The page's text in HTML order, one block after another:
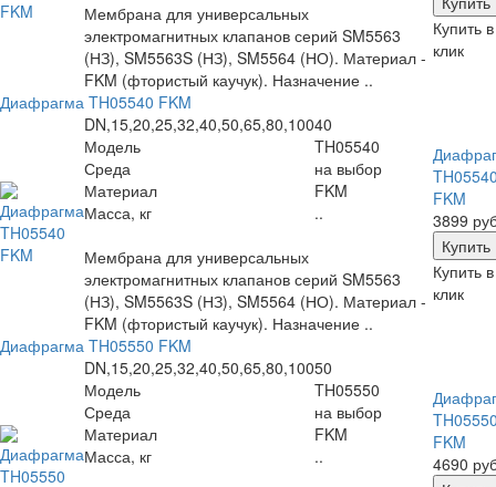
Мембрана для универсальных
электромагнитных клапанов серий SM5563
(НЗ), SM5563S (НЗ), SM5564 (НО). Материал -
FKM (фтористый каучук). Назначение ..
Купить
клик
Диафрагма TH05540 FKM
DN,15,20,25,32,40,50,65,80,10040
Модель
TH05540
Среда
на выбор
Материал
FKM
Масса, кг
..
Мембрана для универсальных
электромагнитных клапанов серий SM5563
(НЗ), SM5563S (НЗ), SM5564 (НО). Материал -
FKM (фтористый каучук). Назначение ..
FKM
3899
Купить
клик
Диафрагма TH05550 FKM
DN,15,20,25,32,40,50,65,80,10050
Модель
TH05550
Среда
на выбор
Материал
FKM
Масса, кг
..
FKM
4690